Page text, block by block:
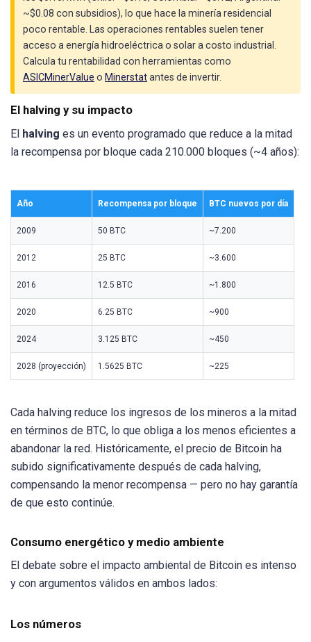
~$0.08 con subsidios), lo que hace la minería residencial
poco rentable. Las operaciones rentables suelen tener
acceso a energía hidroeléctrica o solar a costo industrial.
Calcula tu rentabilidad con herramientas como
ASICMinerValue o Minerstatantes de invertir.
El halving y su impacto
El halving es un evento programado que reduce a la mitad
la recompensa por bloque cada 210.000 bloques (~4 años):
Año Recompensa por bloque BTC nuevos por día
2009 50 BTC ~7.200
2012 25 BTC ~3.600
2016 12.5 BTC ~1.800
2020 6.25 BTC ~900
2024 3.125 BTC ~450
2028 (proyección) 1.5625 BTC ~225
Cada halving reduce los ingresos de los mineros a la mitad
en términos de BTC, lo que obliga a los menos eficientes a
abandonar la red. Históricamente, el precio de Bitcoin ha
subido significativamente después de cada halving,
compensando la menor recompensa — pero no hay garantía
de que esto continúe.
Consumo energético y medio ambiente
El debate sobre el impacto ambiental de Bitcoin es intenso
y con argumentos válidos en ambos lados:
Los números